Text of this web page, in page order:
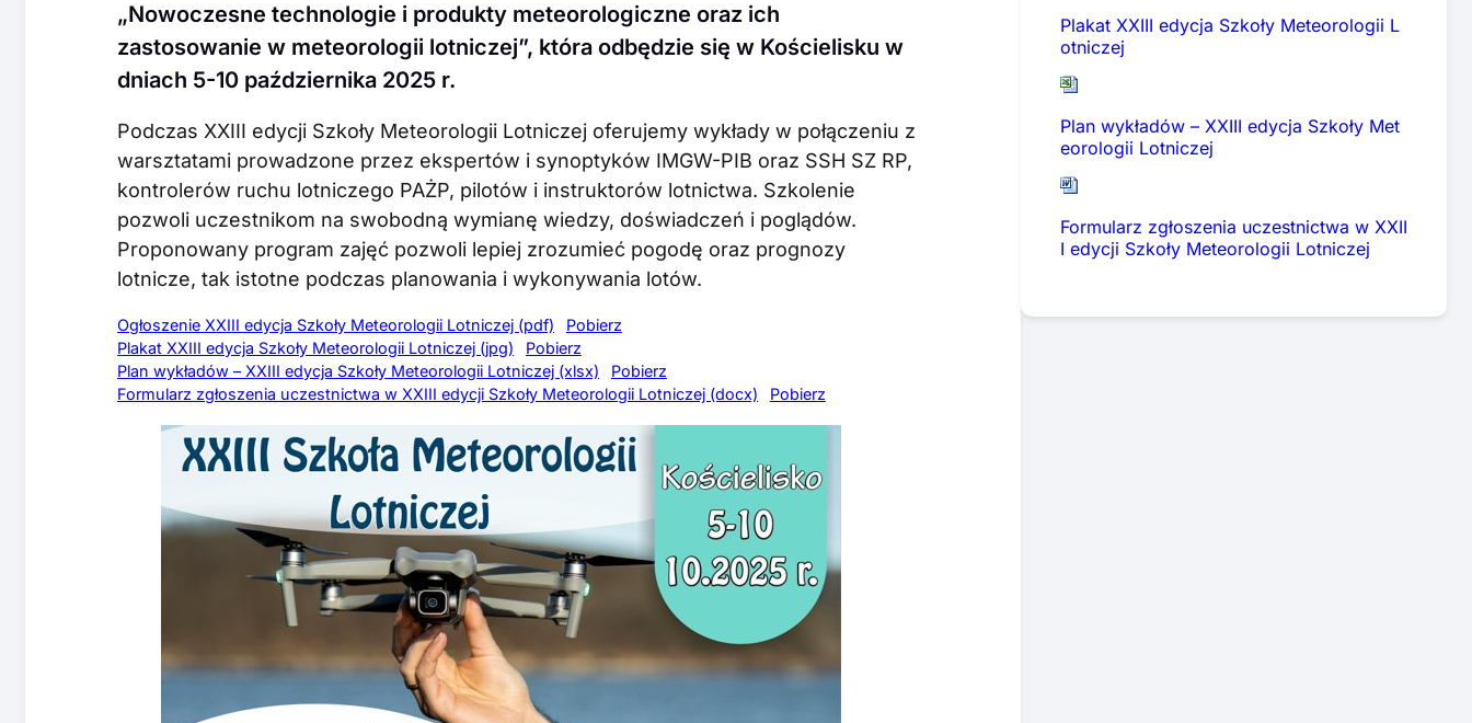
„Nowoczesne technologie i produkty meteorologiczne oraz ich
zastosowanie w meteorologii lotniczej”, która odbędzie się w Kościelisku w
dniach 5-10 października 2025 r.
Podczas XXIII edycji Szkoły Meteorologii Lotniczej oferujemy wykłady w połączeniu z
warsztatami prowadzone przez ekspertów i synoptyków IMGW-PIB oraz SSH SZ RP,
kontrolerów ruchu lotniczego PAŻP, pilotów i instruktorów lotnictwa. Szkolenie
pozwoli uczestnikom na swobodną wymianę wiedzy, doświadczeń i poglądów.
Proponowany program zajęć pozwoli lepiej zrozumieć pogodę oraz prognozy
lotnicze, tak istotne podczas planowania i wykonywania lotów.
Ogłoszenie XXIII edycja Szkoły Meteorologii Lotniczej (pdf)
Pobierz
Plakat XXIII edycja Szkoły Meteorologii Lotniczej (jpg)
Pobierz
Plan wykładów – XXIII edycja Szkoły Meteorologii Lotniczej (xlsx)
Pobierz
Formularz zgłoszenia uczestnictwa w XXIII edycji Szkoły Meteorologii Lotniczej (docx)
Pobierz
Plakat XXIII edycja Szkoły Meteorologii L
otniczej
Plan wykładów – XXIII edycja Szkoły Met
eorologii Lotniczej
Formularz zgłoszenia uczestnictwa w XXII
I edycji Szkoły Meteorologii Lotniczej